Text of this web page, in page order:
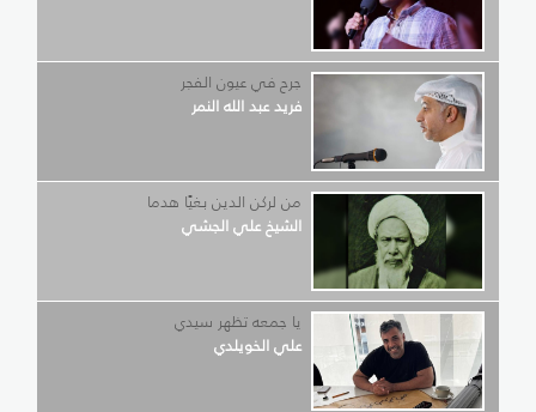
جرح في عيون الفجر
فريد عبد الله النمر
من لركن الدين بغيًا هدما
الشيخ علي الجشي
يا جمعه تظهر سيدي
علي الخويلدي